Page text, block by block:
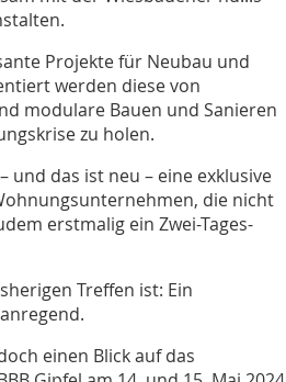
Projekte für Neubau und
werden diese von
modulare Bauen und Sanieren
zu holen.
das ist neu – eine exklusive
die nicht
erstmalig ein Zwei-Tages-
Treffen ist: Ein
einen Blick auf das